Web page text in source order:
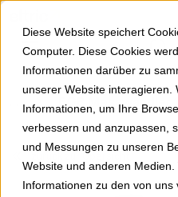
Diese Website speichert
Computer. Diese Cookies
Informationen darüber zu
unserer Website interagieren.
Informationen, um Ihre
verbessern und anzupassen,
und Messungen zu unseren
Website und anderen Medien.
Informationen zu den von uns
Springe zu Hauptinhalt
EGB Messwandler
zurück zur Übersicht